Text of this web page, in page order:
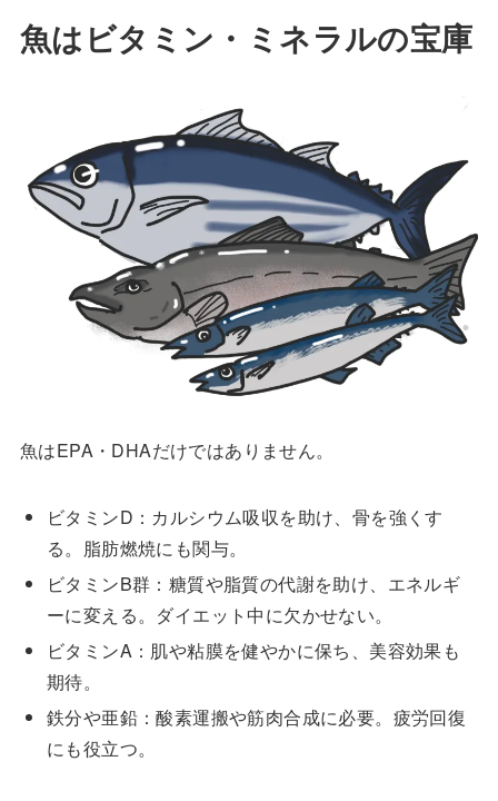
魚はビタミン・ミネラルの宝庫
魚はEPA・DHAだけではありません。
ビタミンD：カルシウム吸収を助け、骨を強くす
る。脂肪燃焼にも関与。
ビタミンB群：糖質や脂質の代謝を助け、エネルギ
ーに変える。ダイエット中に欠かせない。
ビタミンA：肌や粘膜を健やかに保ち、美容効果も
期待。
鉄分や亜鉛：酸素運搬や筋肉合成に必要。疲労回復
にも役立つ。